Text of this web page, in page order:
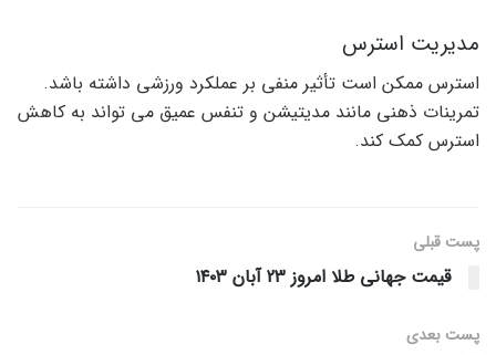
مدیریت استرس
استرس ممکن است تأثیر منفی بر عملکرد ورزشی داشته باشد.
تمرینات ذهنی مانند مدیتیشن و تنفس عمیق می تواند به کاهش
استرس کمک کند.
پست قبلی
قیمت جهانی طلا امروز 23 آبان ۱۴۰۳
پست‌ بعدی